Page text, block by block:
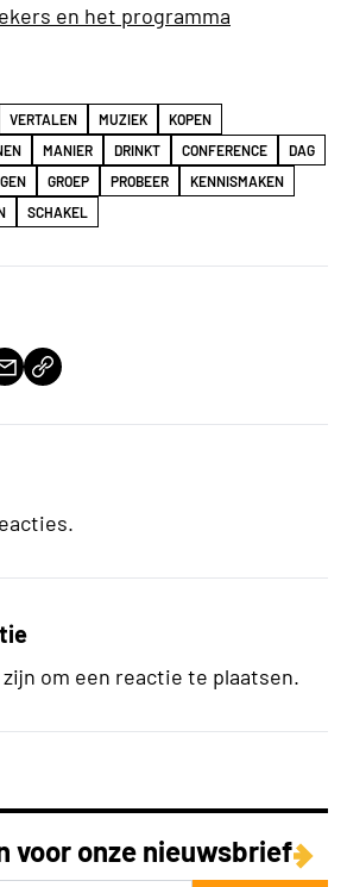
en het programma
VERTALEN MUZIEK
KOPEN
MANIER DRINKT CONFERENCE
DAG
GROEP PROBEER
KENNISMAKEN
SCHAKEL
om een reactie te plaatsen.
voor onze nieuwsbrief